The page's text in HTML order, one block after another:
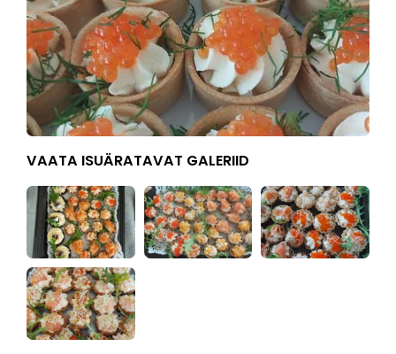
VAATA ISUÄRATAVAT GALERIID